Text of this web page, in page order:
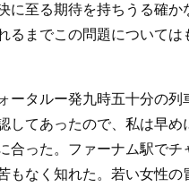
に至る期待を持ちうる確か
るまでこの問題については
ータルー発九時五十分の列
してあったので、私は早め
合った。ファーナム駅でチ
もなく知れた。若い女性の